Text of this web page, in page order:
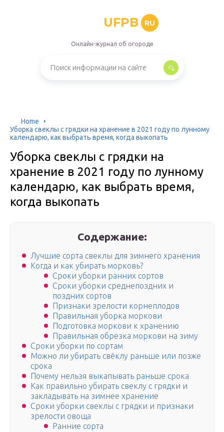
UFPB RU
Онлайн-журнал об огороде
Home
Уборка свеклы с грядки на хранение в 2021 году по лунному
календарю, как выбрать время, когда выкопать
Уборка свеклы с грядки на
хранение в 2021 году по лунному
календарю, как выбрать время,
когда выкопать
Содержание:
Лучшие сорта свеклы для зимнего хранения
Когда и как убирать морковь?
Сроки уборки ранних сортов
Сроки уборки среднепоздних и
поздних сортов
Признаки зрелости корнеплодов
Правильная уборка моркови
Подготовка моркови к хранению
Правильная обрезка моркови на зиму
Сроки уборки по сортам
Можно ли убирать свёклу раньше или позже
срока
Почему нельзя выкапывать раньше срока
Как правильно убирать свеклу с грядки и
закладывать на зимнее хранение
Сроки уборки свеклы с грядки и признаки
зрелости овоща
Ранние сорта